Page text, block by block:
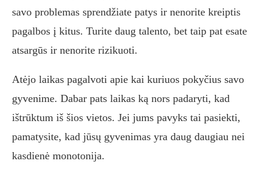
savo problemas sprendžiate patys ir nenorite kreiptis
pagalbos į kitus. Turite daug talento, bet taip pat esate
atsargūs ir nenorite rizikuoti.
Atėjo laikas pagalvoti apie kai kuriuos pokyčius savo
gyvenime. Dabar pats laikas ką nors padaryti, kad
ištrūktum iš šios vietos. Jei jums pavyks tai pasiekti,
pamatysite, kad jūsų gyvenimas yra daug daugiau nei
kasdienė monotonija.